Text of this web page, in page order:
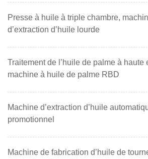
Presse à huile à triple chambre,
d’extraction d’huile lourde
Traitement de l’huile de palme à haute
machine à huile de palme RBD
Machine d’extraction d’huile
promotionnel
Machine de fabrication d’huile de